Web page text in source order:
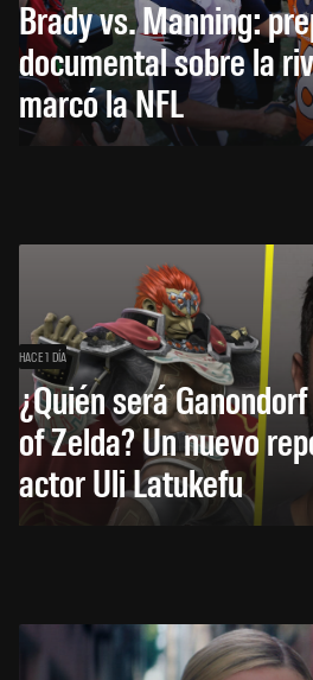
Brady vs. Manning:
documental sobre la
marcó la NFL
HACE 1 DÍA
¿Quién será
of Zelda? Un nuevo
actor Uli Latukefu